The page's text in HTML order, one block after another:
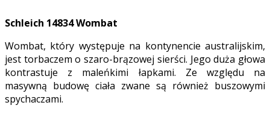
Schleich 14834 Wombat
Wombat, który występuje na kontynencie australijskim,
jest torbaczem o szaro-brązowej sierści. Jego duża głowa
kontrastuje z maleńkimi łapkami. Ze względu na
masywną budowę ciała zwane są również buszowymi
spychaczami.